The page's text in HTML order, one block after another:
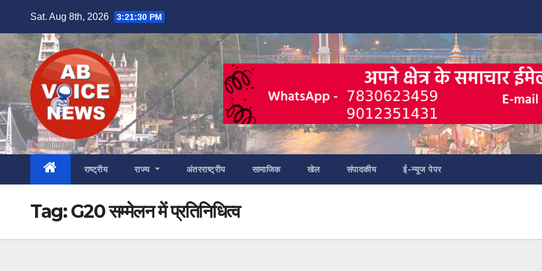
content
Sat. Aug 8th, 2026 3:21:31 PM
राष्ट्रीय राज्य अंतरराष्ट्रीय सामाजिक खेल संपादकीय ई-न्यूज पेपर
Tag:G20 सम्मेलन में प्रतिनिधित्व